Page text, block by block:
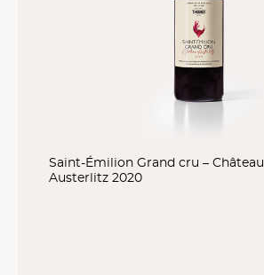
Saint-Émilion Grand cru – Château
Austerlitz 2020